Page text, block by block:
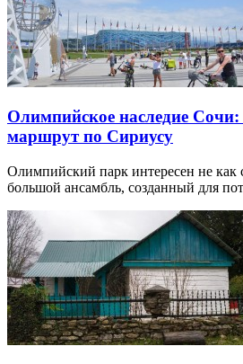
Олимпийское наследие
маршрут по Сириусу
Олимпийский парк интересен не как
большой ансамбль, созданный для